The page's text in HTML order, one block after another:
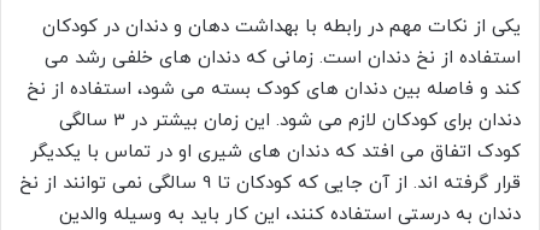
یکی از نکات مهم در رابطه با بهداشت دهان و دندان در کودکان
استفاده از نخ دندان است. زمانی که دندان‌ های خلفی رشد می‌
کند و فاصله بین دندان‌ های کودک بسته می‌ شود، استفاده از نخ
دندان برای کودکان لازم می‌ شود. این زمان بیشتر در 3 سالگی
کودک اتفاق می‌ افتد که دندان‌ های شیری او در تماس با یکدیگر
قرار گرفته‌ اند. از آن جایی که کودکان تا 9 سالگی نمی‌ توانند از نخ
دندان به درستی استفاده کنند، این کار باید به وسیله والدین